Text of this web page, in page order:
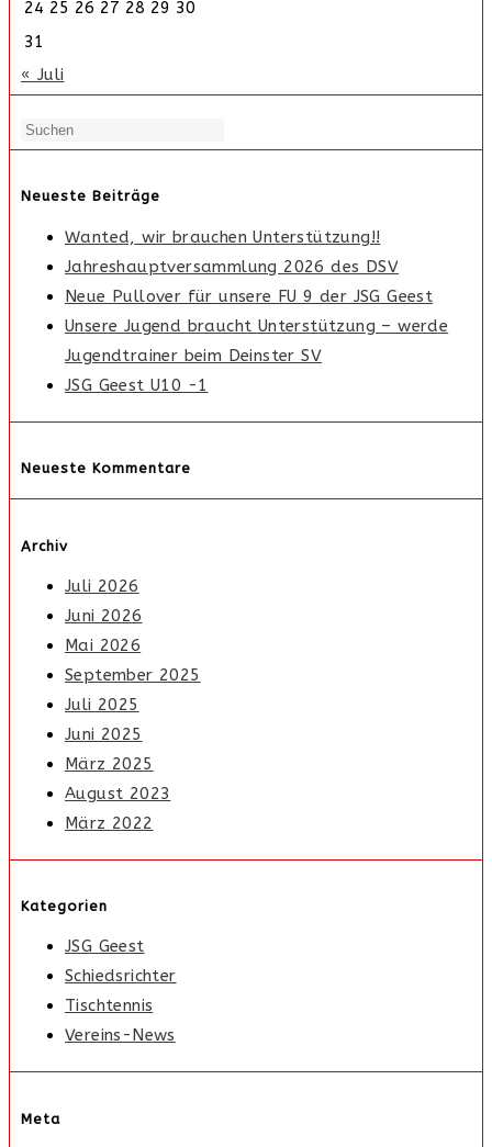
24 25 26 27 28 29 30
31
« Juli
Neueste Beiträge
Wanted, wir brauchen Unterstützung!!
Jahreshauptversammlung 2026 des DSV
Neue Pullover für unsere FU 9 der JSG Geest
Unsere Jugend braucht Unterstützung – werde
Jugendtrainer beim Deinster SV
JSG Geest U10 -1
Neueste Kommentare
Archiv
Juli 2026
Juni 2026
Mai 2026
September 2025
Juli 2025
Juni 2025
März 2025
August 2023
März 2022
Kategorien
JSG Geest
Schiedsrichter
Tischtennis
Vereins-News
Meta